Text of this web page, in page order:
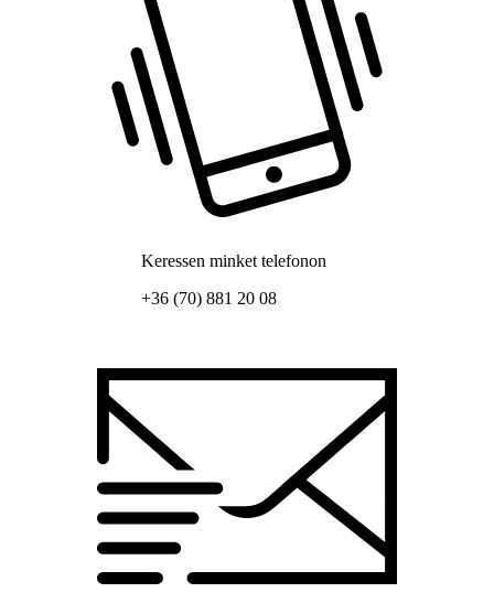
Keressen minket telefonon
+36 (70) 881 20 08